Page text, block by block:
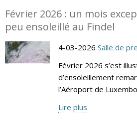
Février 2026 : un mois
peu ensoleillé au Findel
4-03-2026 Salle de
Février 2026 s’est
d’ensoleillement
l’Aéroport de
Lire plus